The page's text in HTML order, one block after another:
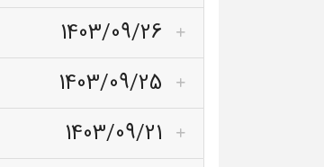
1403/09/26
1403/09/25
1403/09/21